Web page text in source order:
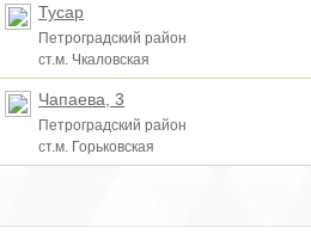
Тусар
Петроградский район
ст.м. Чкаловская
Чапаева, 3
Петроградский район
ст.м. Горьковская